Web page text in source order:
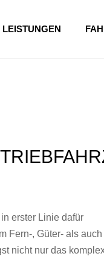
LEISTUNGEN
erster Linie dafür
Fern-, Güter- als auch
nicht nur das